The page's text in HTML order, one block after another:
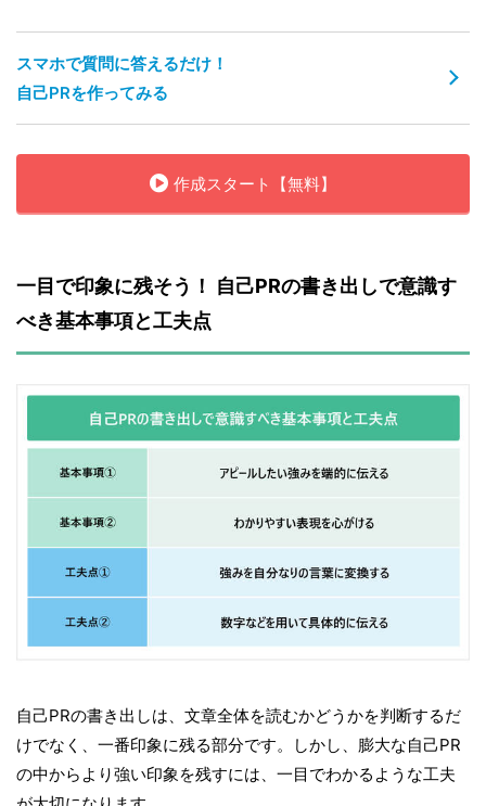
スマホで質問に答えるだけ！
自己PRを作ってみる
作成スタート【無料】
一目で印象に残そう！ 自己PRの書き出しで意識す
べき基本事項と工夫点
自己PRの書き出しは、文章全体を読むかどうかを判断するだ
けでなく、一番印象に残る部分です。しかし、膨大な自己PR
の中からより強い印象を残すには、一目でわかるような工夫